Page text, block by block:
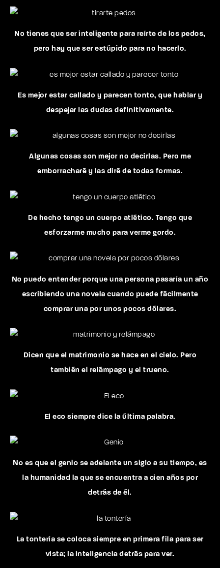
No tienes que ser inteligente para reírte de los pedos,
pero hay que ser estúpido para no hacerlo.
Es mejor estar callado y parecen tonto, que hablar y
despejar las dudas definitivamente.
Algunas cosas son mejor no decirlas. Pero me
emborracharé y las diré de todas formas.
De hecho tengo un cuerpo atlético. Tengo que
esforzarme mucho para verme gordo.
No puedo entender porque una persona pasaría un año
escribiendo una novela cuando puede fácilmente
comprar una por unos pocos dólares.
Dicen que el matrimonio se hace en el cielo. Pero
también el relámpago y el trueno.
El eco siempre dice la última palabra.
No es que el genio se adelante un siglo a su tiempo, es
la humanidad la que se encuentra a cien años por
detrás de él.
La tontería se coloca siempre en primera fila para ser
vista; la inteligencia detrás para ver.